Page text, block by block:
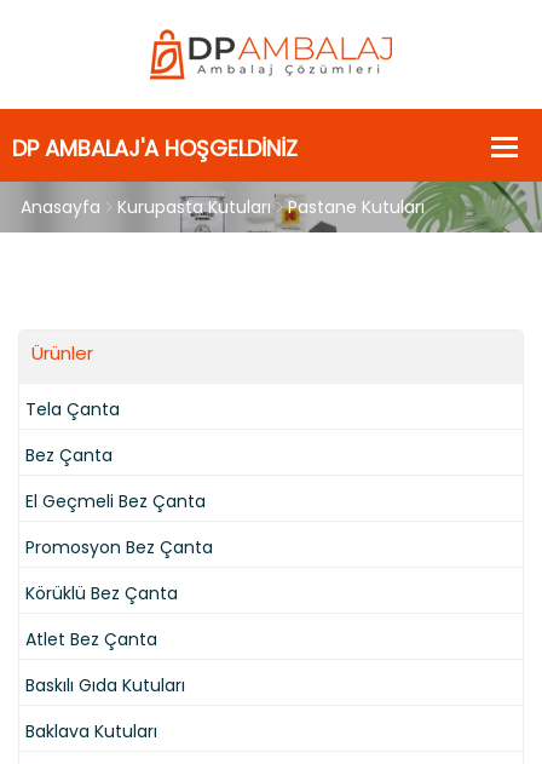
Anasayfa Kurupasta Kutuları Pastane Kutuları
Ürünler
Tela Çanta
Bez Çanta
El Geçmeli Bez Çanta
Promosyon Bez Çanta
Körüklü Bez Çanta
Atlet Bez Çanta
Baskılı Gıda Kutuları
Baklava Kutuları